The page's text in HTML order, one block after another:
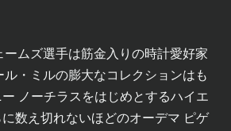
ームズ選手は筋金入りの時計愛好家
ル・ミルの膨大なコレクションはも
ノーチラスをはじめとするハイエ
数え切れないほどのオーデマ ピゲ